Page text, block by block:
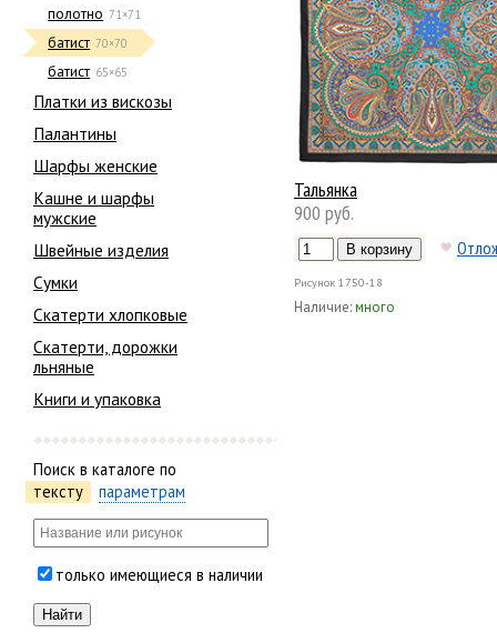
полотно 71×71
батист 70×70
батист 65×65
Платки из вискозы
Палантины
Шарфы женские
Кашне и шарфы
мужские
Швейные изделия
Сумки
Скатерти хлопковые
Скатерти, дорожки
льняные
Книги и упаковка
Поиск в каталоге по
тексту
параметрам
только имеющиеся в наличии
Тальянка
900 руб.
Рисунок 1750-18
Наличие:много